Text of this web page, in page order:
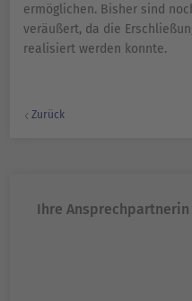
ermöglichen. Bisher sind
veräußert, da die
realisiert werden konnte.
Zurück
Ihre Ansprechpartnerin